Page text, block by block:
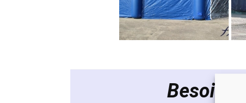
Besoin